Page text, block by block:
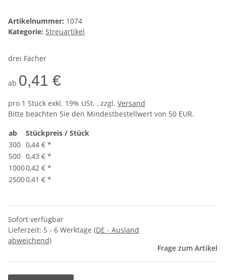
Artikelnummer: 1074
Kategorie: Streuartikel
drei Fächer
ab 0,41 €
pro 1 Stück exkl. 19% USt. , zzgl. Versand
Bitte beachten Sie den Mindestbestellwert von 50 EUR.
ab
Stückpreis / Stück
300 0,44 € *
500 0,43 € *
10000,42 € *
25000,41 € *
Sofort verfügbar
Lieferzeit: 5 - 6 Werktage (DE - Ausland
abweichend)
Frage zum Artikel